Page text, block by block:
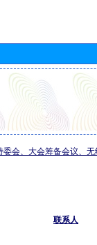
会、大会筹备会议、
联系人